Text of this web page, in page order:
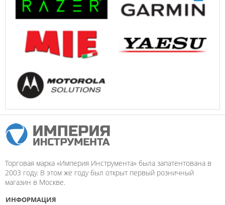
Торговая марка «Империя Инструмента» была запатентована в
2003 году. В этом же году был открыт первый розничный
магазин в Москве.
ИНФОРМАЦИЯ